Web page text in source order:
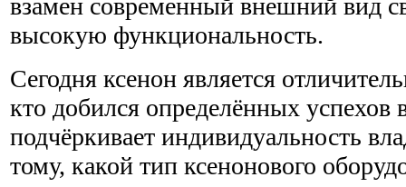
взамен современный внешний вид
высокую функциональность.
Сегодня ксенон является
кто добился определённых успехов
подчёркивает индивидуальность
тому, какой тип ксенонового